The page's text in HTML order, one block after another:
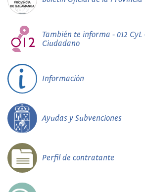
También te informa - 012 CyL
Ciudadano
Información
Ayudas y Subvenciones
Perfil de contratante